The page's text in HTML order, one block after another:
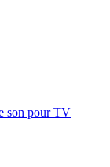
son pour TV